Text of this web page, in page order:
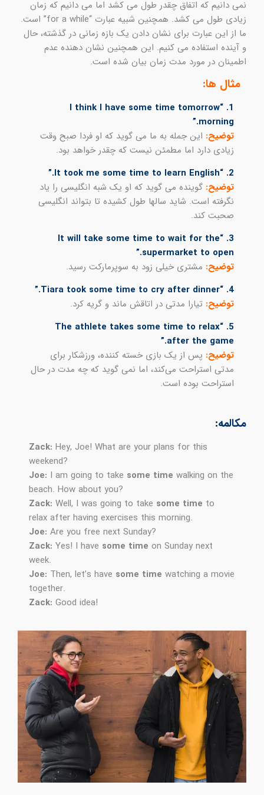
نمی دانیم که اتفاق چقدر طول می کشد اما می دانیم که زمان
زیادی طول می کشد. همچنین شبیه عبارت “for a while” است.
ما از این عبارت برای نشان دادن یک بازه زمانی در گذشته، حال
و آینده استفاده می کنیم. این همچنین نشان دهنده عدم
اطمینان در مورد مدت زمان بیان شده است.
مثال ها:
1. “I think I have some time tomorrow
morning.”
توضیح: این جمله به ما می گوید که او فردا صبح وقت
زیادی دارد اما مطمئن نیست که چقدر خواهد بود.
2. “It took me some time to learn English.”
توضیح: گوینده می گوید که او یک شبه انگلیسی را یاد
نگرفته است. شاید سالها طول کشیده تا بتواند انگلیسی
صحبت کند.
3. “It will take some time to wait for the
supermarket to open.”
توضیح: مشتری خیلی زود به سوپرمارکت رسید.
4. “Tiara took some time to cry after dinner.”
توضیح: تیارا مدتی در اتاقش ماند و گریه کرد.
5. “The athlete takes some time to relax
after the game.”
توضیح: پس از یک بازی خسته کننده، ورزشکار برای
مدتی استراحت می‌کند، اما نمی گوید که چه مدت در حال
استراحت بوده است.
مکالمه:
Zack: Hey, Joe! What are your plans for this
weekend?
Joe: I am going to take some time walking on the
beach. How about you?
Zack: Well, I was going to take some time to
relax after having exercises this morning.
Joe: Are you free next Sunday?
Zack: Yes! I have some time on Sunday next
week.
Joe: Then, let’s have some time watching a movie
together.
Zack: Good idea!